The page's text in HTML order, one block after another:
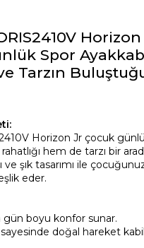
Horizon
Spor
Tarzın
Horizon Jr çocuk
hem de tarzı bir
ve şık tasarımı ile
eder.
gün boyu konfor sunar.
sayesinde doğal hareket